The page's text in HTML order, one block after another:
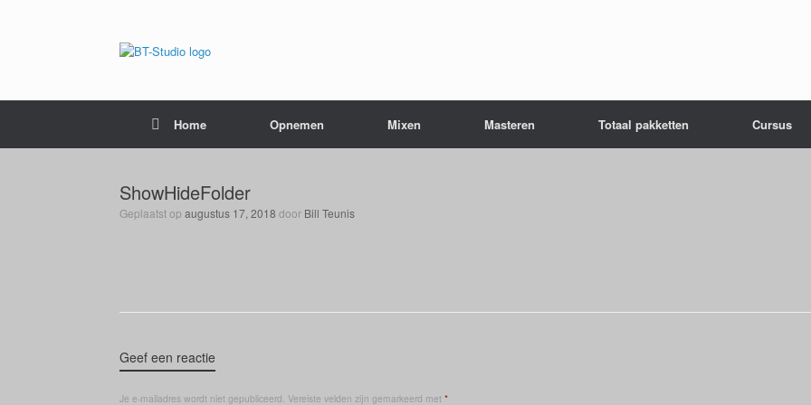
Home Opnemen Mixen Masteren Totaal pakketten Cursus
ShowHideFolder
Geplaatst op augustus 17, 2018 door Bill Teunis
Geef een reactie
Je e-mailadres wordt niet gepubliceerd. Vereiste velden zijn gemarkeerd met *